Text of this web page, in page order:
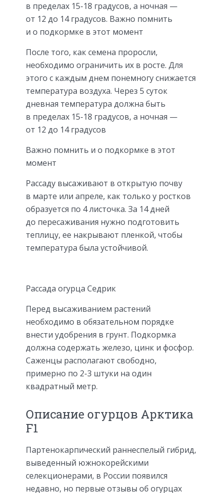
в пределах 15-18 градусов, а ночная —
от 12 до 14 градусов. Важно помнить
и о подкормке в этот момент
После того, как семена проросли,
необходимо ограничить их в росте. Для
этого с каждым днем понемногу снижается
температура воздуха. Через 5 суток
дневная температура должна быть
в пределах 15-18 градусов, а ночная —
от 12 до 14 градусов
Важно помнить и о подкормке в этот
момент
Рассаду высаживают в открытую почву
в марте или апреле, как только у ростков
образуется по 4 листочка. За 14 дней
до пересаживания нужно подготовить
теплицу, ее накрывают пленкой, чтобы
температура была устойчивой.
Рассада огурца Седрик
Перед высаживанием растений
необходимо в обязательном порядке
внести удобрения в грунт. Подкормка
должна содержать железо, цинк и фосфор.
Саженцы располагают свободно,
примерно по 2-3 штуки на один
квадратный метр.
Описание огурцов Арктика
F1
Партенокарпический раннеспелый гибрид,
выведенный южнокорейскими
селекционерами, в России появился
недавно, но первые отзывы об огурцах